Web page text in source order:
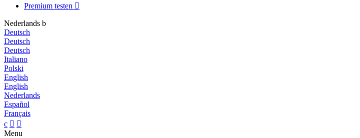
Premium testen 
Nederlands b
Deutsch
Deutsch
Deutsch
Italiano
Polski
English
English
Nederlands
Español
Français
c  
Menu